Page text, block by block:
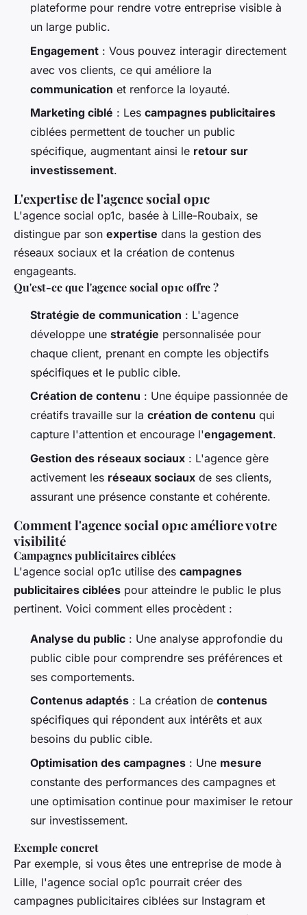
plateforme pour rendre votre entreprise visible à
un large public.
Engagement : Vous pouvez interagir directement
avec vos clients, ce qui améliore la
communication et renforce la loyauté.
Marketing ciblé : Les campagnes publicitaires
ciblées permettent de toucher un public
spécifique, augmentant ainsi le retour sur
investissement.
L'expertise de l'agence social op1c
L'agence social op1c, basée à Lille-Roubaix, se
distingue par son expertise dans la gestion des
réseaux sociaux et la création de contenus
engageants.
Qu'est-ce que l'agence social op1c offre ?
Stratégie de communication : L'agence
développe une stratégie personnalisée pour
chaque client, prenant en compte les objectifs
spécifiques et le public cible.
Création de contenu : Une équipe passionnée de
créatifs travaille sur la création de contenu qui
capture l'attention et encourage l'engagement.
Gestion des réseaux sociaux : L'agence gère
activement les réseaux sociaux de ses clients,
assurant une présence constante et cohérente.
Comment l'agence social op1c améliore votre
visibilité
Campagnes publicitaires ciblées
L'agence social op1c utilise des campagnes
publicitaires ciblées pour atteindre le public le plus
pertinent. Voici comment elles procèdent :
Analyse du public : Une analyse approfondie du
public cible pour comprendre ses préférences et
ses comportements.
Contenus adaptés : La création de contenus
spécifiques qui répondent aux intérêts et aux
besoins du public cible.
Optimisation des campagnes : Une mesure
constante des performances des campagnes et
une optimisation continue pour maximiser le retour
sur investissement.
Exemple concret
Par exemple, si vous êtes une entreprise de mode à
Lille, l'agence social op1c pourrait créer des
campagnes publicitaires ciblées sur Instagram et